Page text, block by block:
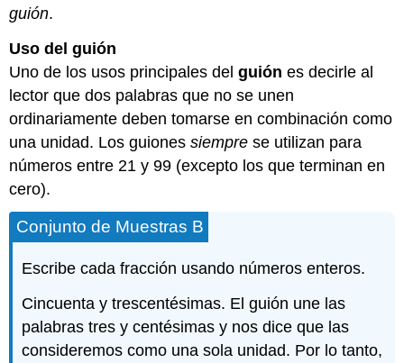
guión.
Uso del guión
Uno de los usos principales delguión es decirle al
lector que dos palabras que no se unen
ordinariamente deben tomarse en combinación como
una unidad. Los guionessiempre se utilizan para
números entre 21 y 99 (excepto los que terminan en
cero).
Conjunto de Muestras B
Escribe cada fracción usando números enteros.
Cincuenta y trescentésimas. El guión une las
palabras tres y centésimas y nos dice que las
consideremos como una sola unidad. Por lo tanto,